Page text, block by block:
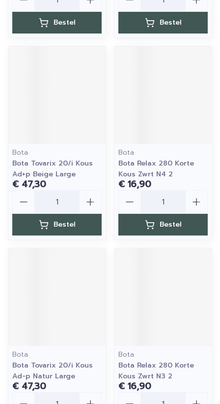
Bestel Bestel
Bota
Bota Tovarix 20/i Kous
Ad+p Beige Large
€ 47,30
Bestel
Bota
Bota Relax 280 Korte
Kous Zwrt N4 2
€ 16,90
Bestel
Bota
Bota Tovarix 20/i Kous
Ad-p Natur Large
€ 47,30
Bota
Bota Relax 280 Korte
Kous Zwrt N3 2
€ 16,90